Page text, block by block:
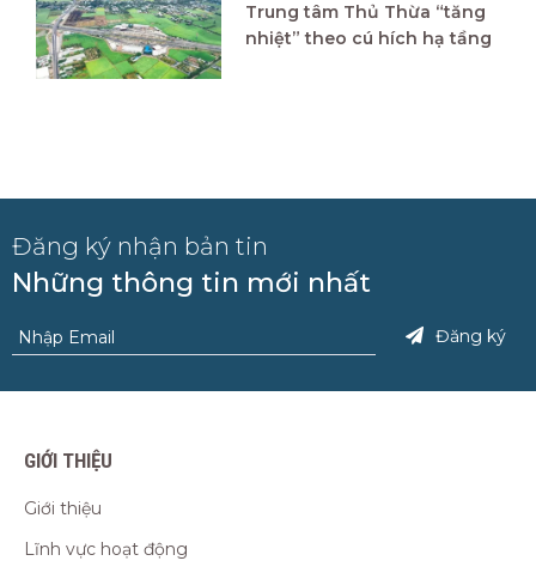
Trung tâm Thủ Thừa “tăng
nhiệt” theo cú hích hạ tầng
Đăng ký nhận bản tin
Những thông tin mới nhất
Đăng ký
GIỚI THIỆU
Giới thiệu
Lĩnh vực hoạt động